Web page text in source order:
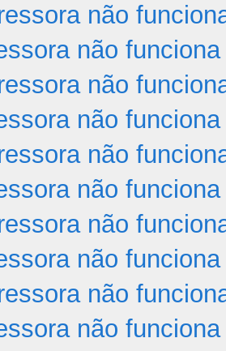
não
não funciona
não
não funciona
não
não funciona
não
não funciona
não
não funciona